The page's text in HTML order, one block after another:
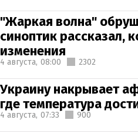
"Жаркая волна"
синоптик рассказал,
изменения
4 августа, 08:00 2302
Украину накрывает
где температура
4 августа, 07:33 900